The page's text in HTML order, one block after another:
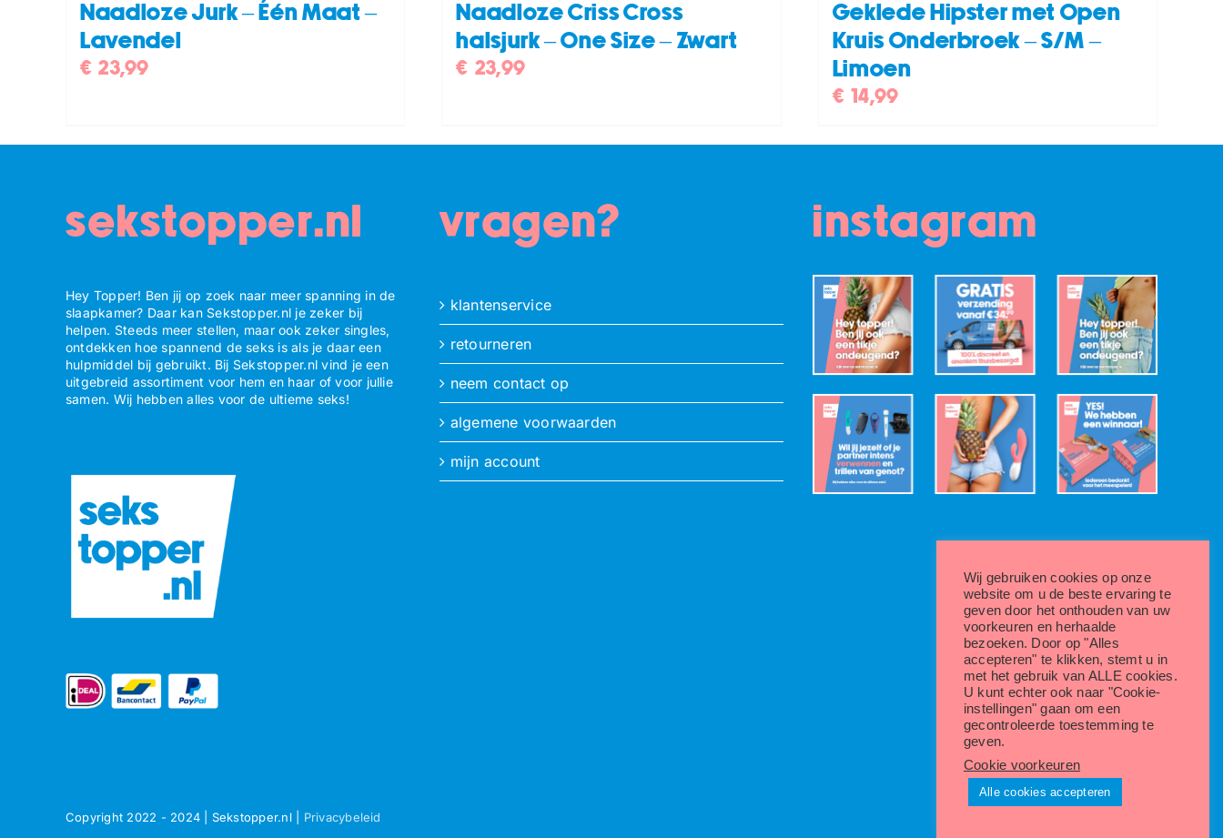
Naadloze Jurk – Één Maat –
Lavendel
€ 23,99
Naadloze Criss Cross
halsjurk – One Size – Zwart
€ 23,99
Geklede Hipster met Open
Kruis Onderbroek – S/M –
Limoen
€ 14,99
sekstopper.nl
Hey Topper! Ben jij op zoek naar meer spanning in de
slaapkamer? Daar kan Sekstopper.nl je zeker bij
helpen. Steeds meer stellen, maar ook zeker singles,
ontdekken hoe spannend de seks is als je daar een
hulpmiddel bij gebruikt. Bij Sekstopper.nl vind je een
uitgebreid assortiment voor hem en haar of voor jullie
samen. Wij hebben alles voor de ultieme seks!
vragen?
klantenservice
retourneren
neem contact op
algemene voorwaarden
mijn account
instagram
Copyright 2022 - 2024 | Sekstopper.nl | Privacybeleid
Wij gebruiken cookies op onze
website om u de beste ervaring te
geven door het onthouden van uw
voorkeuren en herhaalde
bezoeken. Door op "Alles
accepteren" te klikken, stemt u in
met het gebruik van ALLE cookies.
U kunt echter ook naar "Cookie-
instellingen" gaan om een
gecontroleerde toestemming te
geven.
Cookie voorkeuren
Alle cookies accepteren